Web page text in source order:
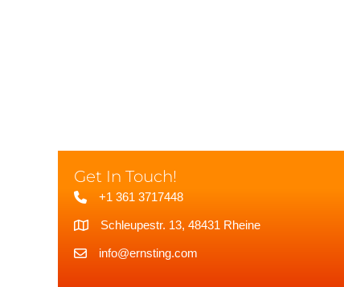
Get In Touch!
+1 361 3717448
Schleupestr. 13, 48431 Rheine
info@ernsting.com